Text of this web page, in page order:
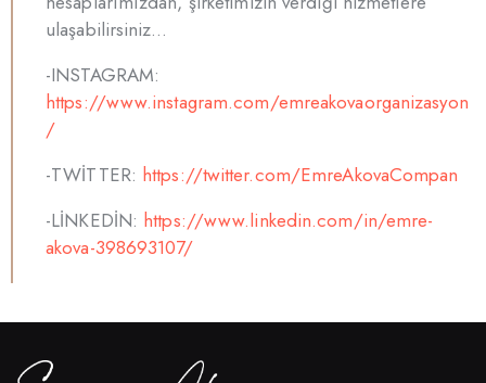
ulaşabilirsiniz…
-INSTAGRAM:
https://www.instagram.com/emreakovaorganizasyon
/
-TWİTTER: https://twitter.com/EmreAkovaCompan
-LİNKEDİN: https://www.linkedin.com/in/emre-
akova-398693107/